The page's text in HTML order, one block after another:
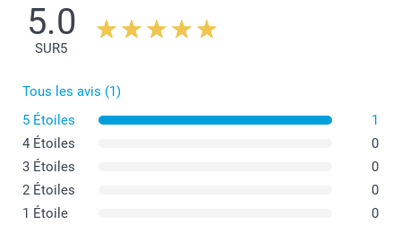
5.0
SUR5
Tous les avis (1)
5 Étoiles
1
4 Étoiles
0
3 Étoiles
0
2 Étoiles
0
1 Étoile
0